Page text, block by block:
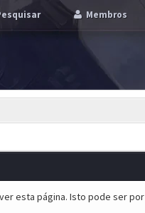
Membros
esta página. Isto pode ser